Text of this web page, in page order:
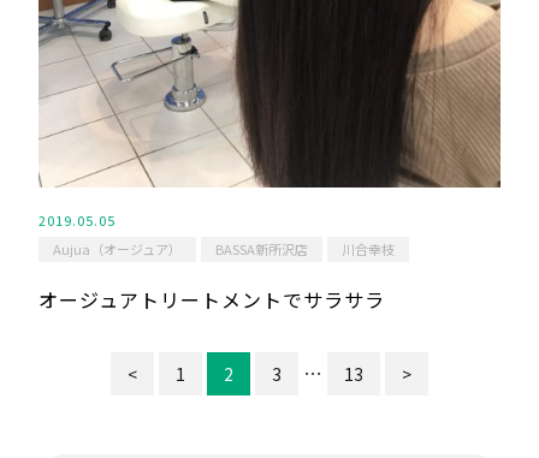
2019.05.05
Aujua（オージュア）
BASSA新所沢店 川合幸枝
オージュアトリートメントでサラサラ
< 1 2 3 … 13 >